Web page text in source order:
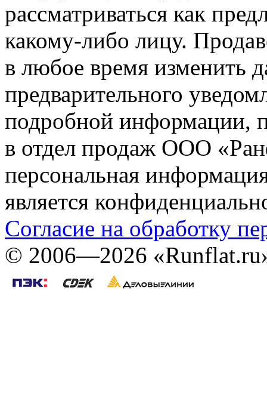
рассматриваться как
какому-либо лицу.
в любое время изменить
предварительного
подробной информации,
в отдел продаж ООО
персональная
является
Согласие на обработку
© 2006—2026